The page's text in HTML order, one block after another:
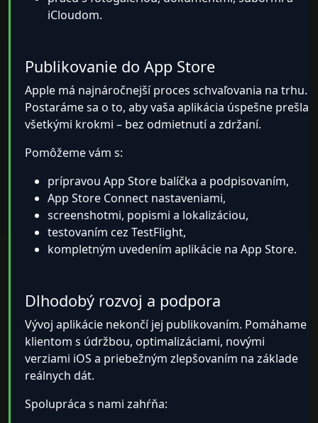
iCloudom.
Publikovanie do App Store
Apple má najnáročnejší proces schvaľovania na trhu.
Postaráme sa o to, aby vaša aplikácia úspešne prešla
všetkými krokmi – bez odmietnutí a zdržaní.
Pomôžeme vám s:
prípravou App Store balíčka a podpisovaním,
App Store Connect nastaveniami,
screenshotmi, popismi a lokalizáciou,
testovaním cez TestFlight,
kompletným uvedením aplikácie na App Store.
Dlhodobý rozvoj a podpora
Vývoj aplikácie nekončí jej publikovaním. Pomáhame
klientom s údržbou, optimalizáciami, novými
verziami iOS a priebežným zlepšovaním na základe
reálnych dát.
Spolupráca s nami zahŕňa: